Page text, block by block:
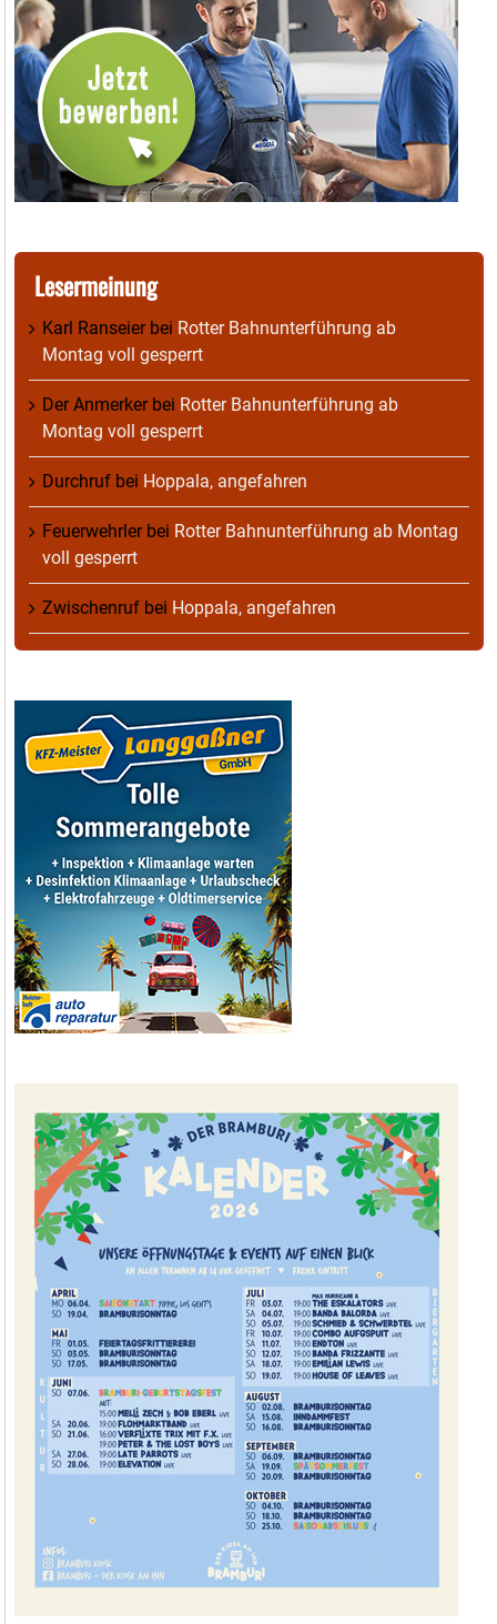
Lesermeinung
Karl Ranseierbei Rotter Bahnunterführung ab
Montag voll gesperrt
Der Anmerkerbei Rotter Bahnunterführung ab
Montag voll gesperrt
Durchruf bei Hoppala, angefahren
Feuerwehrlerbei Rotter Bahnunterführung ab Montag
voll gesperrt
Zwischenruf bei Hoppala, angefahren